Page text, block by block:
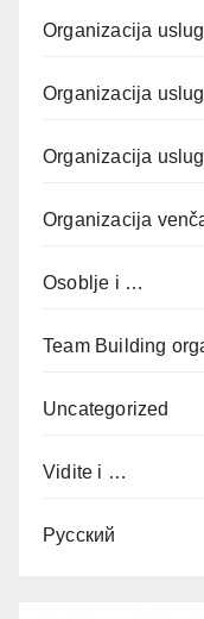
Organizacija
Organizacija
Organizacija
Organizacija
Osoblje i …
Team Building
Uncategorized
Vidite i …
Русский